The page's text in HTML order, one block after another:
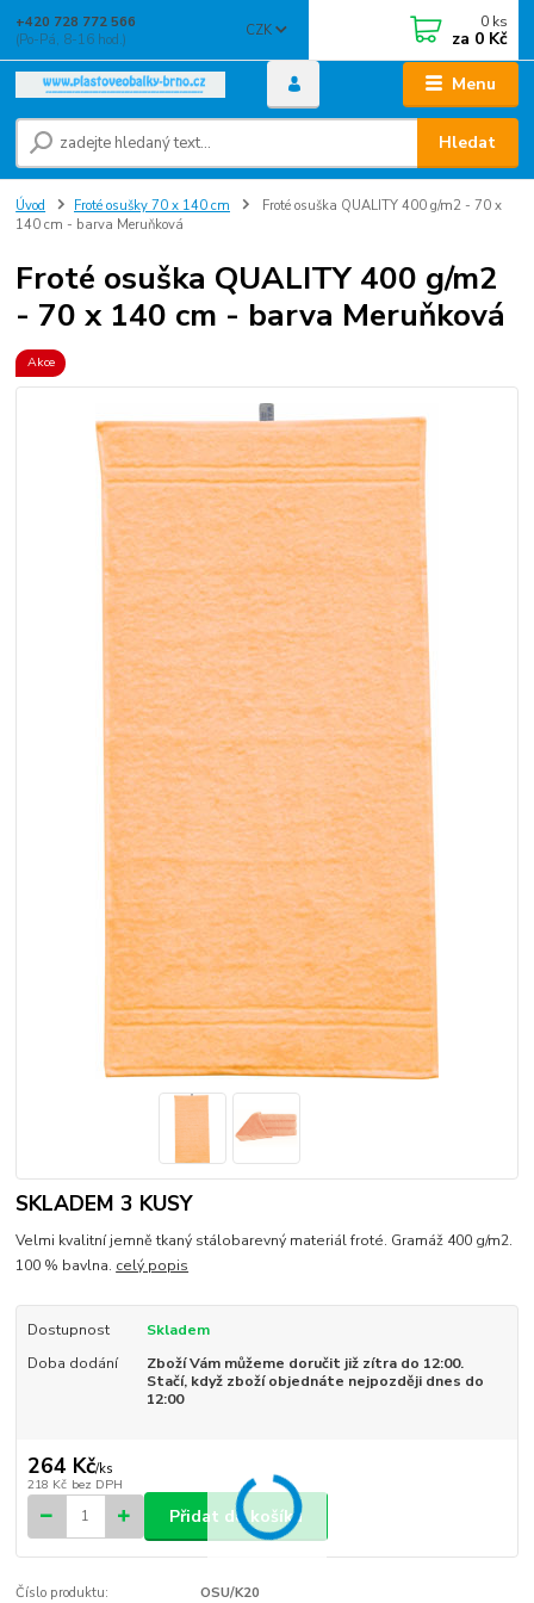
Menu
CZK
Hledat
+420 728 772 566
(Po-Pá, 8-16 hod.)
0 ks
za 0 Kč
Úvod Froté osušky 70 x 140 cm
Froté osuška QUALITY 400 g/m2 - 70 x
140 cm - barva Meruňková
Froté osuška QUALITY 400 g/m2
- 70 x 140 cm - barva Meruňková
Akce
SKLADEM 3 KUSY
Velmi kvalitní jemně tkaný stálobarevný materiál froté. Gramáž 400 g/m2.
100 % bavlna. celý popis
Dostupnost
Skladem
Doba dodání
Zboží Vám můžeme doručit již zítra do 12:00.
Stačí, když zboží objednáte nejpozději dnes do
12:00
264 Kč/ks
218 Kč bez DPH
Přidat do košíku
Číslo produktu: OSU/K20